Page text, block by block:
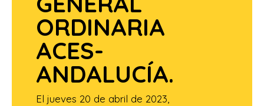
ORDINARIA
ACES-
ANDALUCÍA.
El jueves 20 de abril de 2023,